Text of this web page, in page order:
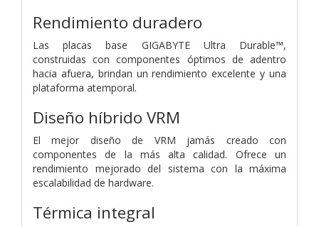
Rendimiento duradero
Las placas base GIGABYTE Ultra Durable™,
construidas con componentes óptimos de adentro
hacia afuera, brindan un rendimiento excelente y una
plataforma atemporal.
Diseño híbrido VRM
El mejor diseño de VRM jamás creado con
componentes de la más alta calidad. Ofrece un
rendimiento mejorado del sistema con la máxima
escalabilidad de hardware.
Térmica integral